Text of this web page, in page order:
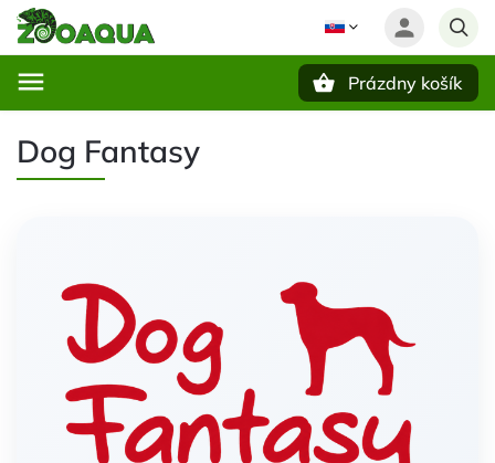
Prázdny košík
Dog Fantasy